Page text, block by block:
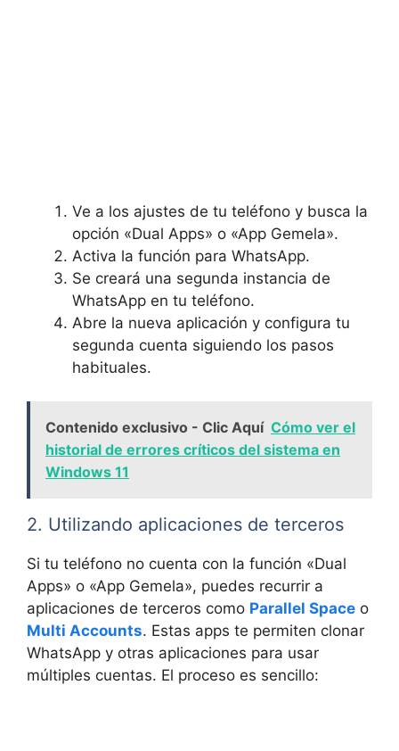
Ve a los ajustes ‌de ​tu teléfono y ⁣busca ‌la
opción​ «Dual Apps» ⁣o «App Gemela».
Activa la función ⁤para⁣ WhatsApp.
Se creará una ⁤segunda ⁣instancia de
WhatsApp en tu teléfono.
Abre ​la nueva aplicación y configura tu⁢
segunda cuenta‍ siguiendo los ​pasos
habituales.
Contenido exclusivo - Clic Aquí Cómo ver el
historial de errores críticos del sistema en
Windows 11
2. Utilizando ‌aplicaciones de terceros
Si tu teléfono no ⁢cuenta con la función «Dual⁤
Apps» ‌o «App Gemela», puedes recurrir a
⁢aplicaciones de terceros como Parallel Space o
Multi Accounts. Estas apps te permiten clonar
WhatsApp y otras aplicaciones para usar ​
múltiples cuentas. El proceso es sencillo: